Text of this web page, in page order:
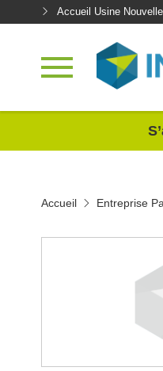
Accueil Usine Nouvelle
Accueil Entreprise